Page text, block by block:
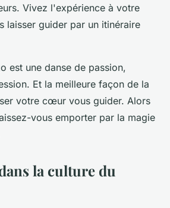
Vivez l'expérience à votre
laisser guider par un itinéraire
est une danse de passion,
Et la meilleure façon de la
votre cœur vous guider. Alors
vous emporter par la magie
la culture du